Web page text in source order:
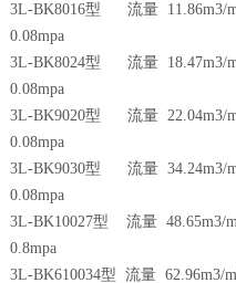
3L-BK8016型 流量 11.86m3/
0.08mpa
3L-BK8024型 流量 18.47m3/
0.08mpa
3L-BK9020型 流量 22.04m3/
0.08mpa
3L-BK9030型 流量 34.24m3/
0.08mpa
3L-BK10027型 流量 48.65m3/
0.8mpa
3L-BK610034型 流量